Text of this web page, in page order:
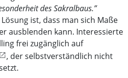
des Sakralbaus.”
ist, dass man sich Maße
ausblenden kann. Interessierte
frei zugänglich auf
, der selbstverständlich nicht